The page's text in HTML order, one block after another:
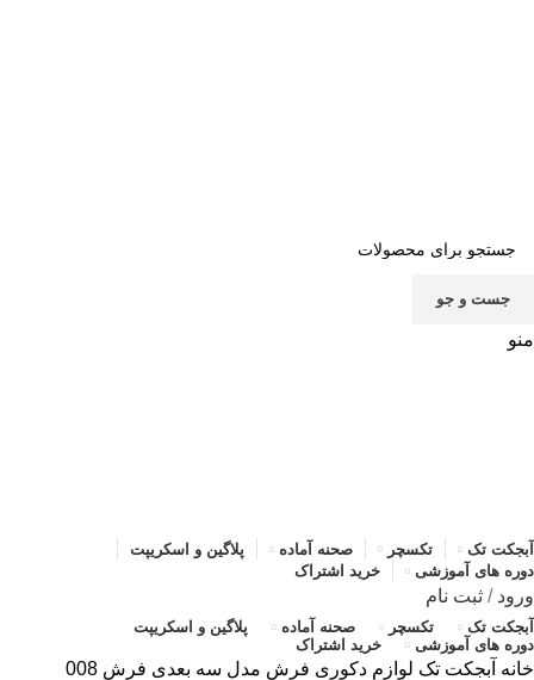
جست و جو
منو
آبجکت تک تکسچر صحنه آماده
پلاگین و اسکریپت
دوره های آموزشی
خرید اشتراک
ورود / ثبت نام
آبجکت تک تکسچر صحنه آماده
پلاگین و اسکریپت
دوره های آموزشی
خرید اشتراک
خانه آبجکت تک لوازم دکوری فرش مدل سه بعدی فرش 008